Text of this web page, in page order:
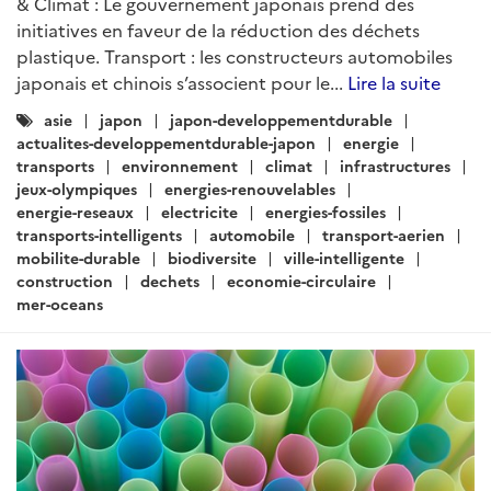
ARTICLE
Relance du dialogue énergie entre
renouvelables, hydrogène,
efficacité énergétique, gaz
Rédigé par : SER de Tokyo - Pôle Développement Durable27
mars 2019